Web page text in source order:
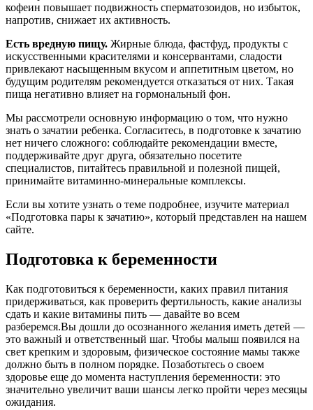
кофеин повышает подвижность сперматозоидов, но избыток,
напротив, снижает их активность.
Есть вредную пищу. Жирные блюда, фастфуд, продукты с
искусственными красителями и консервантами, сладости
привлекают насыщенным вкусом и аппетитным цветом, но
будущим родителям рекомендуется отказаться от них. Такая
пища негативно влияет на гормональный фон.
Мы рассмотрели основную информацию о том, что нужно
знать о зачатии ребенка. Согласитесь, в подготовке к зачатию
нет ничего сложного: соблюдайте рекомендации вместе,
поддерживайте друг друга, обязательно посетите
специалистов, питайтесь правильной и полезной пищей,
принимайте витаминно-минеральные комплексы.
Если вы хотите узнать о теме подробнее, изучите материал
«Подготовка пары к зачатию», который представлен на нашем
сайте.
Подготовка к беременности
Как подготовиться к беременности, каких правил питания
придерживаться, как проверить фертильность, какие анализы
сдать и какие витамины пить — давайте во всем
разберемся.Вы дошли до осознанного желания иметь детей —
это важный и ответственный шаг. Чтобы малыш появился на
свет крепким и здоровым, физическое состояние мамы также
должно быть в полном порядке. Позаботьтесь о своем
здоровье еще до момента наступления беременности: это
значительно увеличит ваши шансы легко пройти через месяцы
ожидания.